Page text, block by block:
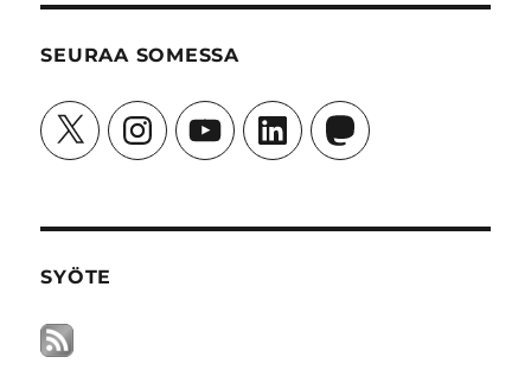
SEURAA SOMESSA
X InstagramYouTubeLinkedInMastodon
SYÖTE